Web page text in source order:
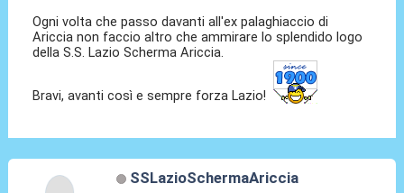
Ogni volta che passo davanti all'ex palaghiaccio di
Ariccia non faccio altro che ammirare lo splendido logo
della S.S. Lazio Scherma Ariccia.
Bravi, avanti così e sempre forza Lazio!
SSLazioSchermaAriccia